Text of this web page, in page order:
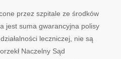
przez szpitale ze środków
jest suma gwarancyjna polisy
leczniczej, nie są
Naczelny Sąd